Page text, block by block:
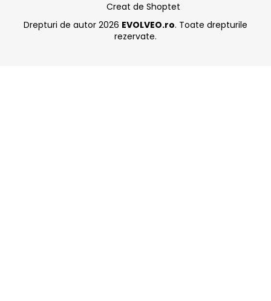
Creat de Shoptet
Drepturi de autor 2026 EVOLVEO.ro. Toate drepturile
rezervate.